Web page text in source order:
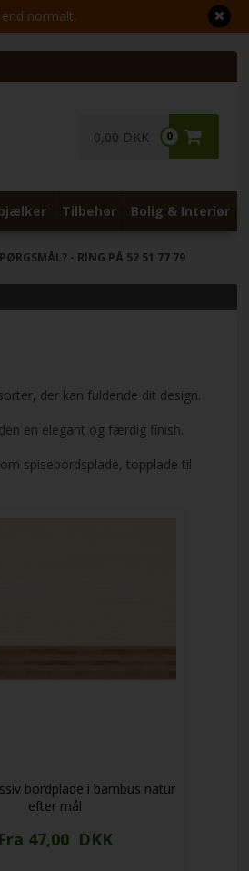
normalt.
0
0,00 DKK
Tilbehør Bolig & Interiør
- RING PÅ 52 51 77 79
der kan fuldende dit design.
en elegant og færdig finish.
spisebordsplade, topplade til
bordplade i bambus natur
efter mål
Fra 47,00 DKK